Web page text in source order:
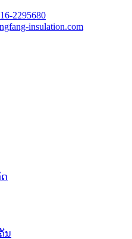
2295680
insulation.com
ນ